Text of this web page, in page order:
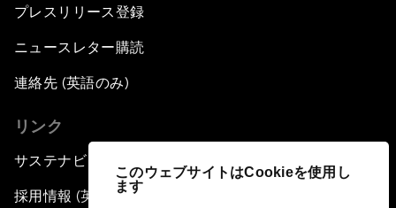
このウェブサイトはCookieを使用し
ます
プレスリリース登録
ニュースレター購読
連絡先 (英語のみ)
リンク
サステナビリティへの取り組み
採用情報 (英語のみ)